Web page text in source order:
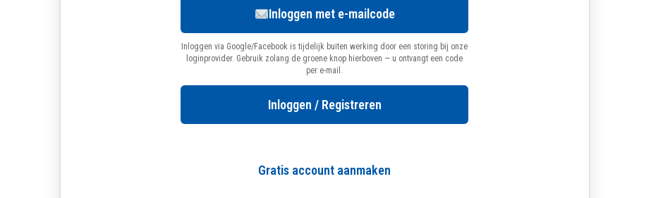
Inloggen met e-mailcode
Inloggen via Google/Facebook is tijdelijk buiten werking door een storing bij onze
loginprovider. Gebruik zolang de groene knop hierboven — u ontvangt een code
per e-mail.
Inloggen / Registreren
Gratis account aanmaken